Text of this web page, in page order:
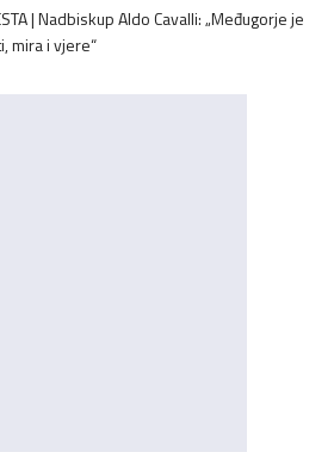
| Nadbiskup Aldo Cavalli: „Međugorje je
mira i vjere“